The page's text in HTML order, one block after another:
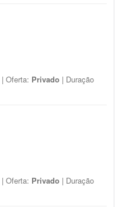
| Oferta: Privado | Duração
| Oferta: Privado | Duração